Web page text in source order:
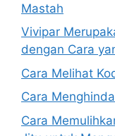
Mastah
Vivipar
dengan Cara
Cara Melihat
Cara
Cara